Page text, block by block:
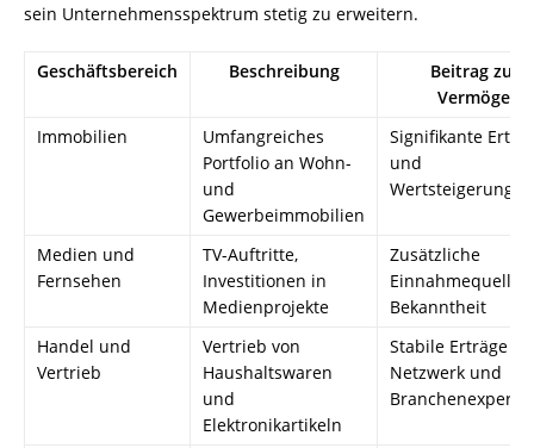
sein Unternehmensspektrum stetig zu erweitern.
Geschäftsbereich Beschreibung
Beitrag zum
Vermögen
Immobilien
Umfangreiches
Portfolio an Wohn-
und
Gewerbeimmobilien
Signifikante
und
Wertsteigerungen
Medien und
Fernsehen
TV-Auftritte,
Investitionen in
Medienprojekte
Zusätzliche
Bekanntheit
Handel und
Vertrieb
Vertrieb von
Haushaltswaren
und
Elektronikartikeln
Stabile Erträge
Netzwerk und